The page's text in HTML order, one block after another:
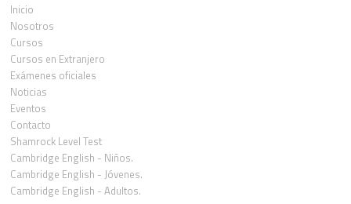
Inicio
Nosotros
Cursos
Cursos en Extranjero
Exámenes oficiales
Noticias
Eventos
Contacto
Shamrock Level Test
Cambridge English - Niños.
Cambridge English - Jóvenes.
Cambridge English - Adultos.